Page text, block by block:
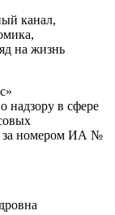
канал,
на жизнь
надзору в сфере
за номером ИА №